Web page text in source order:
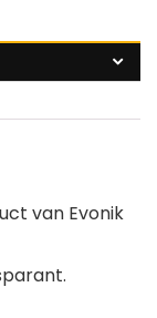
van Evonik